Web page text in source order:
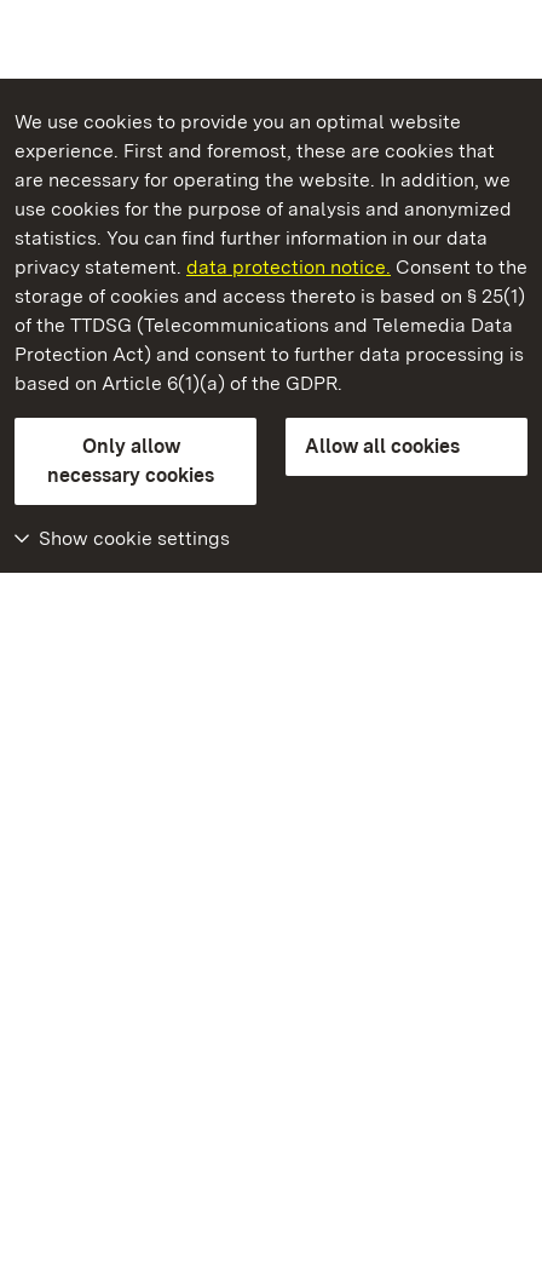
We use cookies to provide you an optimal website
experience. First and foremost, these are cookies that
are necessary for operating the website. In addition, we
use cookies for the purpose of analysis and anonymized
statistics. You can find further information in our data
privacy statement. data protection notice. Consent to the
storage of cookies and access thereto is based on § 25(1)
of the TTDSG (Telecommunications and Telemedia Data
Protection Act) and consent to further data processing is
based on Article 6(1)(a) of the GDPR.
Only allow
necessary cookies
Allow all cookies
Show cookie settings
State Palaces and Gardens of Baden-Wuerttemberg
Staatliche Schlösser und Gärten Baden‑Württemberg
State Palaces and Gardens of Baden-Wuerttemberg
Contact usFAQMasthead
Declaration on barrier-free access
BITV-konform (geprüfte Seiten)